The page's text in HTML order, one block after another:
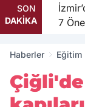
SON
DAKİKA
7
Haberler Eğitim